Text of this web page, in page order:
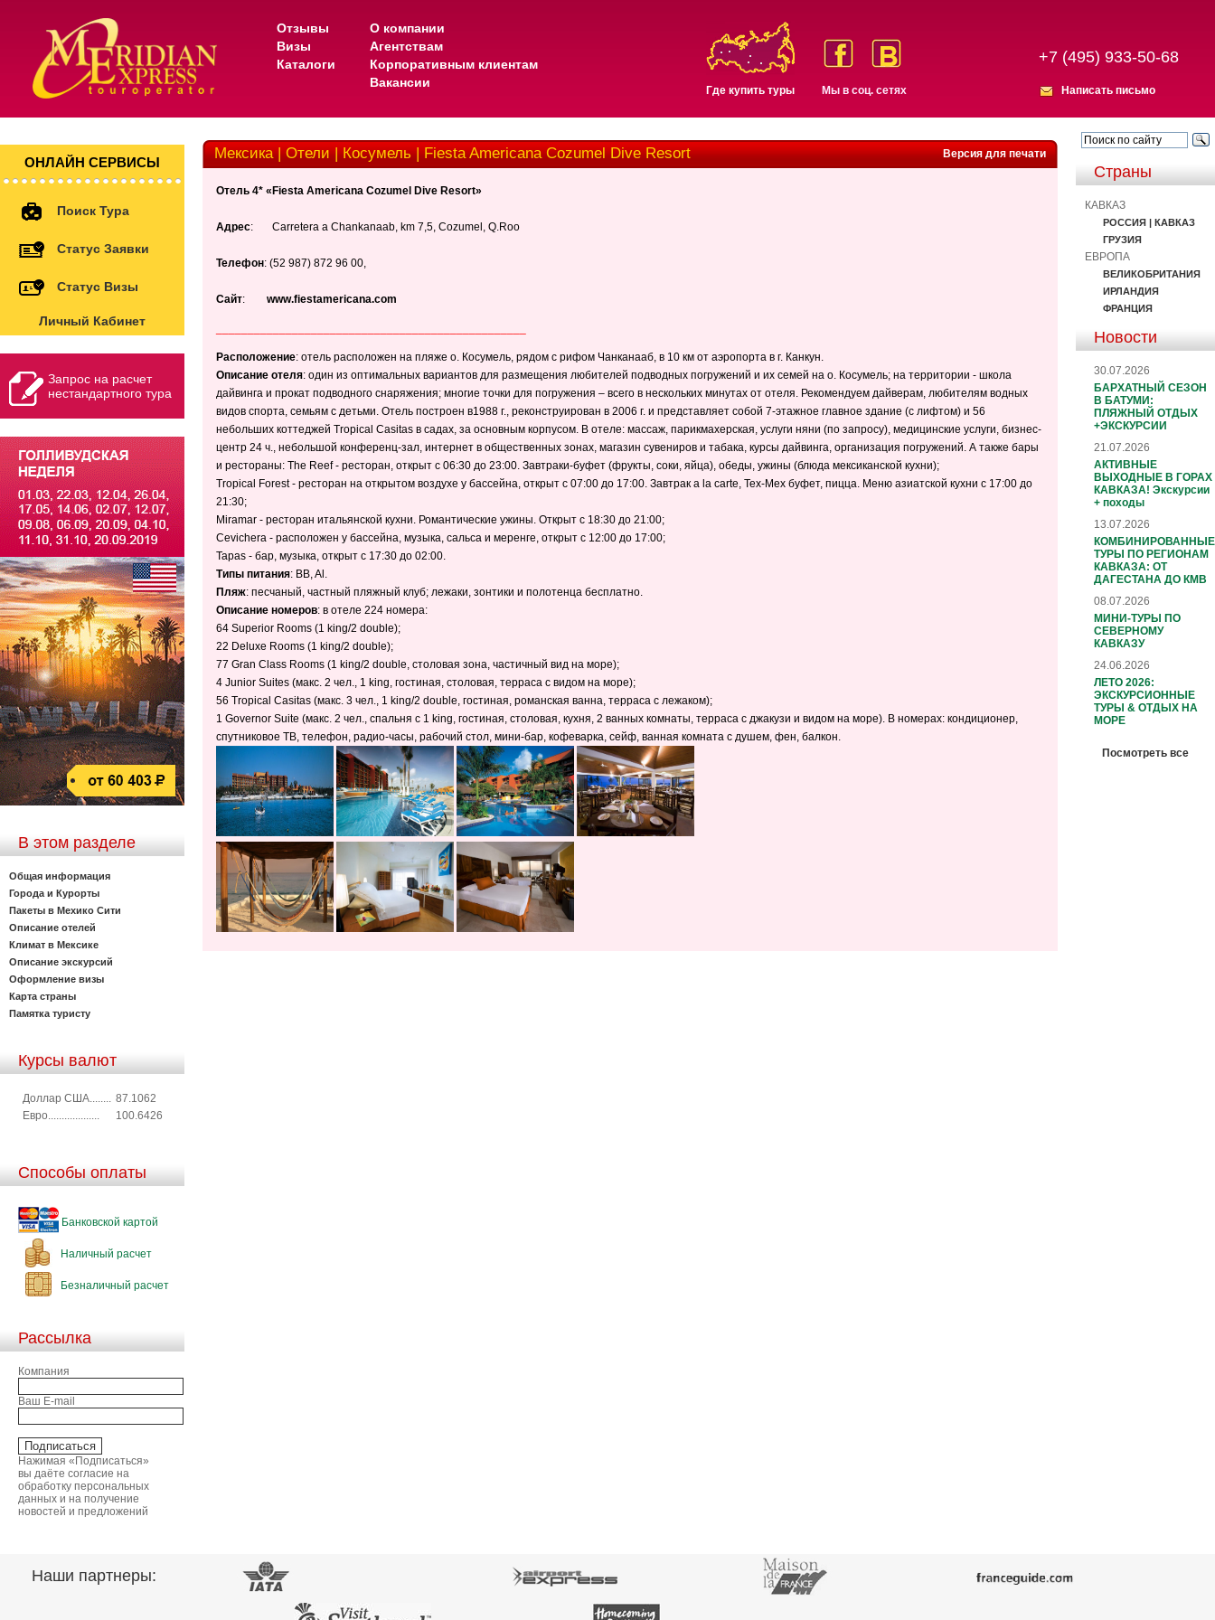
Отзывы
Визы
Каталоги
О компании
Агентствам
Корпоративным клиентам
Вакансии
Где купить туры Мы в соц. сетях
+7 (495) 933-50-68
Написать письмо
ОНЛАЙН СЕРВИСЫ
Поиск Тура
Статус Заявки
Статус Визы
Личный Кабинет
Запрос на расчет
нестандартного тура
В этом разделе
Общая информация
Города и Курорты
Пакеты в Мехико Сити
Описание отелей
Климат в Мексике
Описание экскурсий
Оформление визы
Карта страны
Памятка туристу
Курсы валют
Доллар США........ 87.1062
Евро...................
100.6426
Способы оплаты
Банковской картой
Наличный расчет
Безналичный расчет
Рассылка
Компания
Ваш E-mail
Нажимая «Подписаться»
вы даёте согласие на
обработку персональных
данных и на получение
новостей и предложений
Версия для печати
Мексика | Отели | Косумель | Fiesta Americana Cozumel Dive Resort
Отель 4* «Fiesta Americana Cozumel Dive Resort»
Адрес: Carretera a Chankanaab, km 7,5, Cozumel, Q.Roo
Телефон: (52 987) 872 96 00,
Сайт: www.fiestamericana.com
Расположение: отель расположен на пляже о. Косумель, рядом с рифом Чанканааб, в 10 км от аэропорта в г. Канкун.
Описание отеля: один из оптимальных вариантов для размещения любителей подводных погружений и их семей на о. Косумель; на территории - школа
дайвинга и прокат подводного снаряжения; многие точки для погружения – всего в нескольких минутах от отеля. Рекомендуем дайверам, любителям водных
видов спорта, семьям с детьми. Отель построен в1988 г., реконструирован в 2006 г. и представляет собой 7-этажное главное здание (с лифтом) и 56
небольших коттеджей Tropical Casitas в садах, за основным корпусом. В отеле: массаж, парикмахерская, услуги няни (по запросу), медицинские услуги, бизнес-
центр 24 ч., небольшой конференц-зал, интернет в общественных зонах, магазин сувениров и табака, курсы дайвинга, организация погружений. А также бары
и рестораны: The Reef - ресторан, открыт с 06:30 до 23:00. Завтраки-буфет (фрукты, соки, яйца), обеды, ужины (блюда мексиканской кухни);
Tropical Forest - ресторан на открытом воздухе у бассейна, открыт с 07:00 до 17:00. Завтрак a la carte, Tex-Mex буфет, пицца. Меню азиатской кухни с 17:00 до
21:30;
Miramar - ресторан итальянской кухни. Романтические ужины. Открыт с 18:30 до 21:00;
Cevichera - расположен у бассейна, музыка, сальса и меренге, открыт с 12:00 до 17:00;
Tapas - бар, музыка, открыт с 17:30 до 02:00.
Типы питания: BB, Al.
Пляж: песчаный, частный пляжный клуб; лежаки, зонтики и полотенца бесплатно.
Описание номеров: в отеле 224 номера:
64 Superior Rooms (1 king/2 double);
22 Deluxe Rooms (1 king/2 double);
77 Gran Class Rooms (1 king/2 double, столовая зона, частичный вид на море);
4 Junior Suites (макс. 2 чел., 1 king, гостиная, столовая, терраса с видом на море);
56 Tropical Casitas (макс. 3 чел., 1 king/2 double, гостиная, романская ванна, терраса с лежаком);
1 Governor Suite (макс. 2 чел., спальня с 1 king, гостиная, столовая, кухня, 2 ванных комнаты, терраса с джакузи и видом на море). В номерах: кондиционер,
спутниковое ТВ, телефон, радио-часы, рабочий стол, мини-бар, кофеварка, сейф, ванная комната с душем, фен, балкон.
Страны
КАВКАЗ
РОССИЯ | КАВКАЗ
ГРУЗИЯ
ЕВРОПА
ВЕЛИКОБРИТАНИЯ
ИРЛАНДИЯ
ФРАНЦИЯ
Новости
30.07.2026
БАРХАТНЫЙ СЕЗОН
В БАТУМИ:
ПЛЯЖНЫЙ ОТДЫХ
+ЭКСКУРСИИ
21.07.2026
АКТИВНЫЕ
ВЫХОДНЫЕ В ГОРАХ
КАВКАЗА! Экскурсии
+ походы
13.07.2026
КОМБИНИРОВАННЫЕ
ТУРЫ ПО РЕГИОНАМ
КАВКАЗА: ОТ
ДАГЕСТАНА ДО КМВ
08.07.2026
МИНИ-ТУРЫ ПО
СЕВЕРНОМУ
КАВКАЗУ
24.06.2026
ЛЕТО 2026:
ЭКСКУРСИОННЫЕ
ТУРЫ & ОТДЫХ НА
МОРЕ
Посмотреть все
Наши партнеры: